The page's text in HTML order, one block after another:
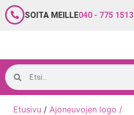
SOITA MEILLE040 - 775 1513
Etusivu / Ajoneuvojen logo /